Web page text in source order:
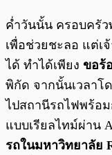
ค่ำวันนั้น ครอบครัว
เพื่อช่วยชะลอ แต่เ
ได้ ทำได้เพียง ขอร้
พิกัด จากนั้นเวลาโ
ไปสถานีรถไฟพร้อ
แบบเรียลไทม์ผ่าน
รถในมหาวิทยาลัย